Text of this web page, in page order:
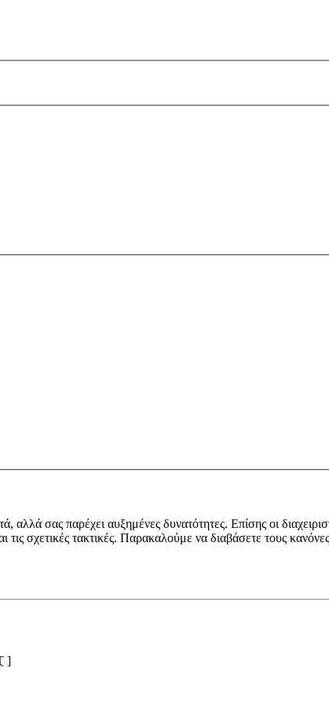
αλλά σας παρέχει αυξημένες δυνατότητες. Επίσης οι
τις σχετικές τακτικές. Παρακαλούμε να διαβάσετε τους
]